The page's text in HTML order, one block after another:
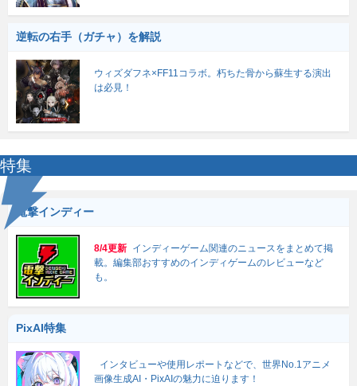
逆転の右手（ガチャ）を解説
ウィズダフネ×FF11コラボ。朽ちた骨から蘇生する演出
は必見！
特集
電撃インディー
8/4更新 インディーゲーム関連のニュースをまとめて掲
載。編集部おすすめのインディゲームのレビューなど
も。
PixAI特集
インタビューや使用レポートなどで、世界No.1アニメ
画像生成AI・PixAIの魅力に迫ります！